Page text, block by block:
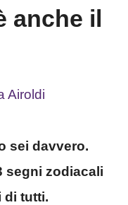
anche il
Airoldi
sei davvero.
segni zodiacali
di tutti.